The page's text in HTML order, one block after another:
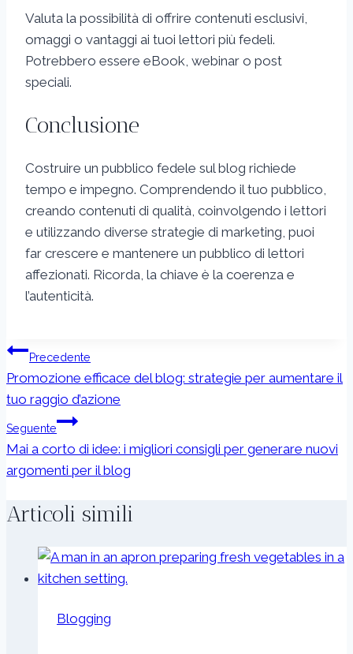
Valuta la possibilità di offrire contenuti esclusivi,
omaggi o vantaggi ai tuoi lettori più fedeli.
Potrebbero essere eBook, webinar o post
speciali.
Conclusione
Costruire un pubblico fedele sul blog richiede
tempo e impegno. Comprendendo il tuo pubblico,
creando contenuti di qualità, coinvolgendo i lettori
e utilizzando diverse strategie di marketing, puoi
far crescere e mantenere un pubblico di lettori
affezionati. Ricorda, la chiave è la coerenza e
l’autenticità.
Navigazione
articoli
Precedente
Promozione efficace del blog: strategie per aumentare il
tuo raggio d’azione
Seguente
Mai a corto di idee: i migliori consigli per generare nuovi
argomenti per il blog
Articoli simili
Blogging